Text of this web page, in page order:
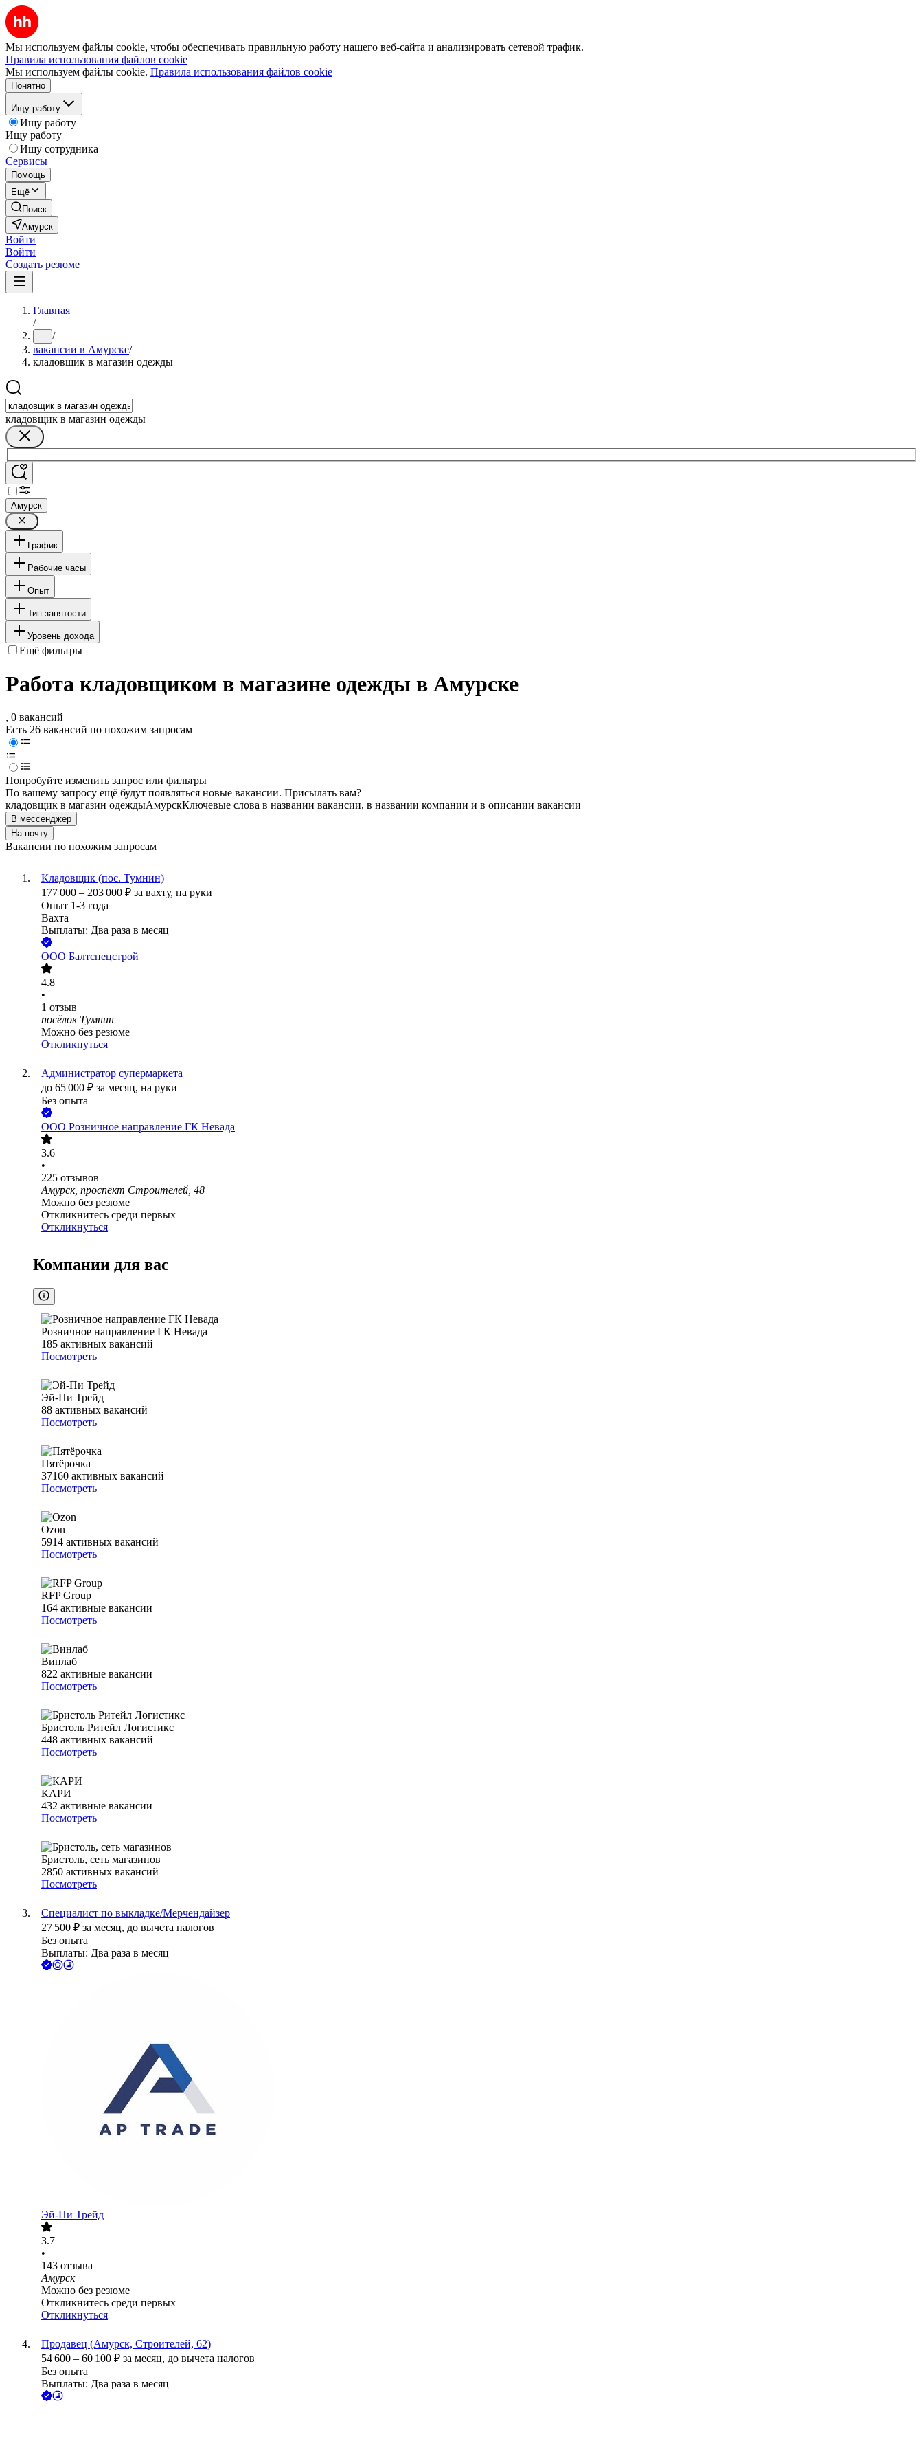
Мы используем файлы cookie, чтобы обеспечивать правильную работу нашего веб-сайта и анализировать сетевой трафик.
Правила использования файлов cookie
Мы используем файлы cookie. Правила использования файлов cookie
Понятно
Ищу работу
Ищу работу
Ищу работу
Ищу сотрудника
Сервисы
Помощь
Ещё
Поиск
Амурск
Войти
Войти
Создать резюме
Главная
/
... /
вакансии в Амурске/
кладовщик в магазин одежды
кладовщик в магазин одежды
Амурск
График
Рабочие часы
Опыт
Тип занятости
Уровень дохода
Ещё фильтры
Работа кладовщиком в магазине одежды в Амурске
, 0 вакансий
Есть 26 вакансий по похожим запросам
Попробуйте изменить запрос или фильтры
По вашему запросу ещё будут появляться новые вакансии. Присылать вам?
кладовщик в магазин одеждыАмурскКлючевые слова в названии вакансии, в названии компании и в описании вакансии
В мессенджер
На почту
Вакансии по похожим запросам
Кладовщик (пос. Тумнин)
177 000 – 203 000 ₽ за вахту, на руки
Опыт 1-3 года
Вахта
Выплаты: Два раза в месяц
ООО Балтспецстрой
4.8
•
1 отзыв
посёлок Тумнин
Можно без резюме
Откликнуться
Администратор супермаркета
до 65 000 ₽ за месяц, на руки
Без опыта
ООО Розничное направление ГК Невада
3.6
•
225 отзывов
Амурск, проспект Строителей, 48
Можно без резюме
Откликнитесь среди первых
Откликнуться
Компании для вас
Розничное направление ГК Невада
185 активных вакансий
Посмотреть
Эй-Пи Трейд
88 активных вакансий
Посмотреть
Пятёрочка
37160 активных вакансий
Посмотреть
Ozon
5914 активных вакансий
Посмотреть
RFP Group
164 активные вакансии
Посмотреть
Винлаб
822 активные вакансии
Посмотреть
Бристоль Ритейл Логистикс
448 активных вакансий
Посмотреть
КАРИ
432 активные вакансии
Посмотреть
Бристоль, сеть магазинов
2850 активных вакансий
Посмотреть
Специалист по выкладке/Мерчендайзер
27 500 ₽ за месяц, до вычета налогов
Без опыта
Выплаты: Два раза в месяц
Эй-Пи Трейд
3.7
•
143 отзыва
Амурск
Можно без резюме
Откликнитесь среди первых
Откликнуться
Продавец (Амурск, Строителей, 62)
54 600 – 60 100 ₽ за месяц, до вычета налогов
Без опыта
Выплаты: Два раза в месяц